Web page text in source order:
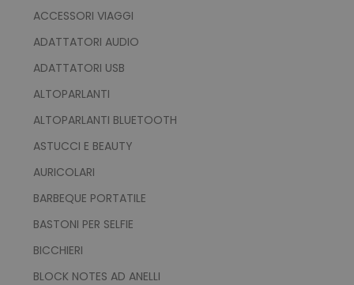
ACCESSORI VIAGGI
ADATTATORI AUDIO
ADATTATORI USB
ALTOPARLANTI
ALTOPARLANTI BLUETOOTH
ASTUCCI E BEAUTY
AURICOLARI
BARBEQUE PORTATILE
BASTONI PER SELFIE
BICCHIERI
BLOCK NOTES AD ANELLI